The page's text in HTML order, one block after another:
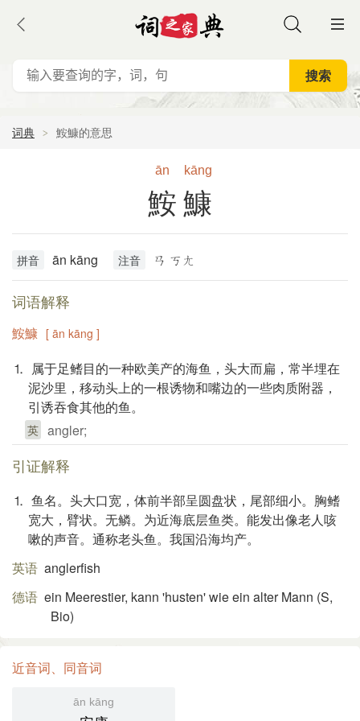
词典 鮟鱇的意思
ān kāng
鮟鱇
拼音 ān kāng 注音 ㄢ ㄎㄤ
词语解释
鮟鱇 [ ān kāng ]
⒈ 属于足鳍目的一种欧美产的海鱼，头大而扁，常半埋在
泥沙里，移动头上的一根诱物和嘴边的一些肉质附器，
引诱吞食其他的鱼。
英 angler;
引证解释
⒈ 鱼名。头大口宽，体前半部呈圆盘状，尾部细小。胸鳍
宽大，臂状。无鳞。为近海底层鱼类。能发出像老人咳
嗽的声音。通称老头鱼。我国沿海均产。
英语 anglerfish
德语 ein Meerestier, kann 'husten' wie ein alter Mann (S,
Bio)​
近音词、同音词
ān kāng